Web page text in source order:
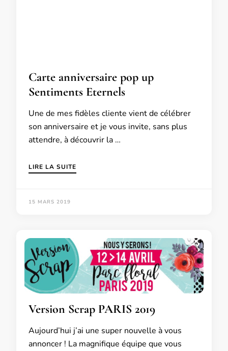
Carte anniversaire pop up
Sentiments Eternels
Une de mes fidèles cliente vient de célébrer
son anniversaire et je vous invite, sans plus
attendre, à découvrir la …
LIRE LA SUITE
15 MARS 2019
Version Scrap PARIS 2019
Aujourd’hui j’ai une super nouvelle à vous
annoncer ! La magnifique équipe que vous